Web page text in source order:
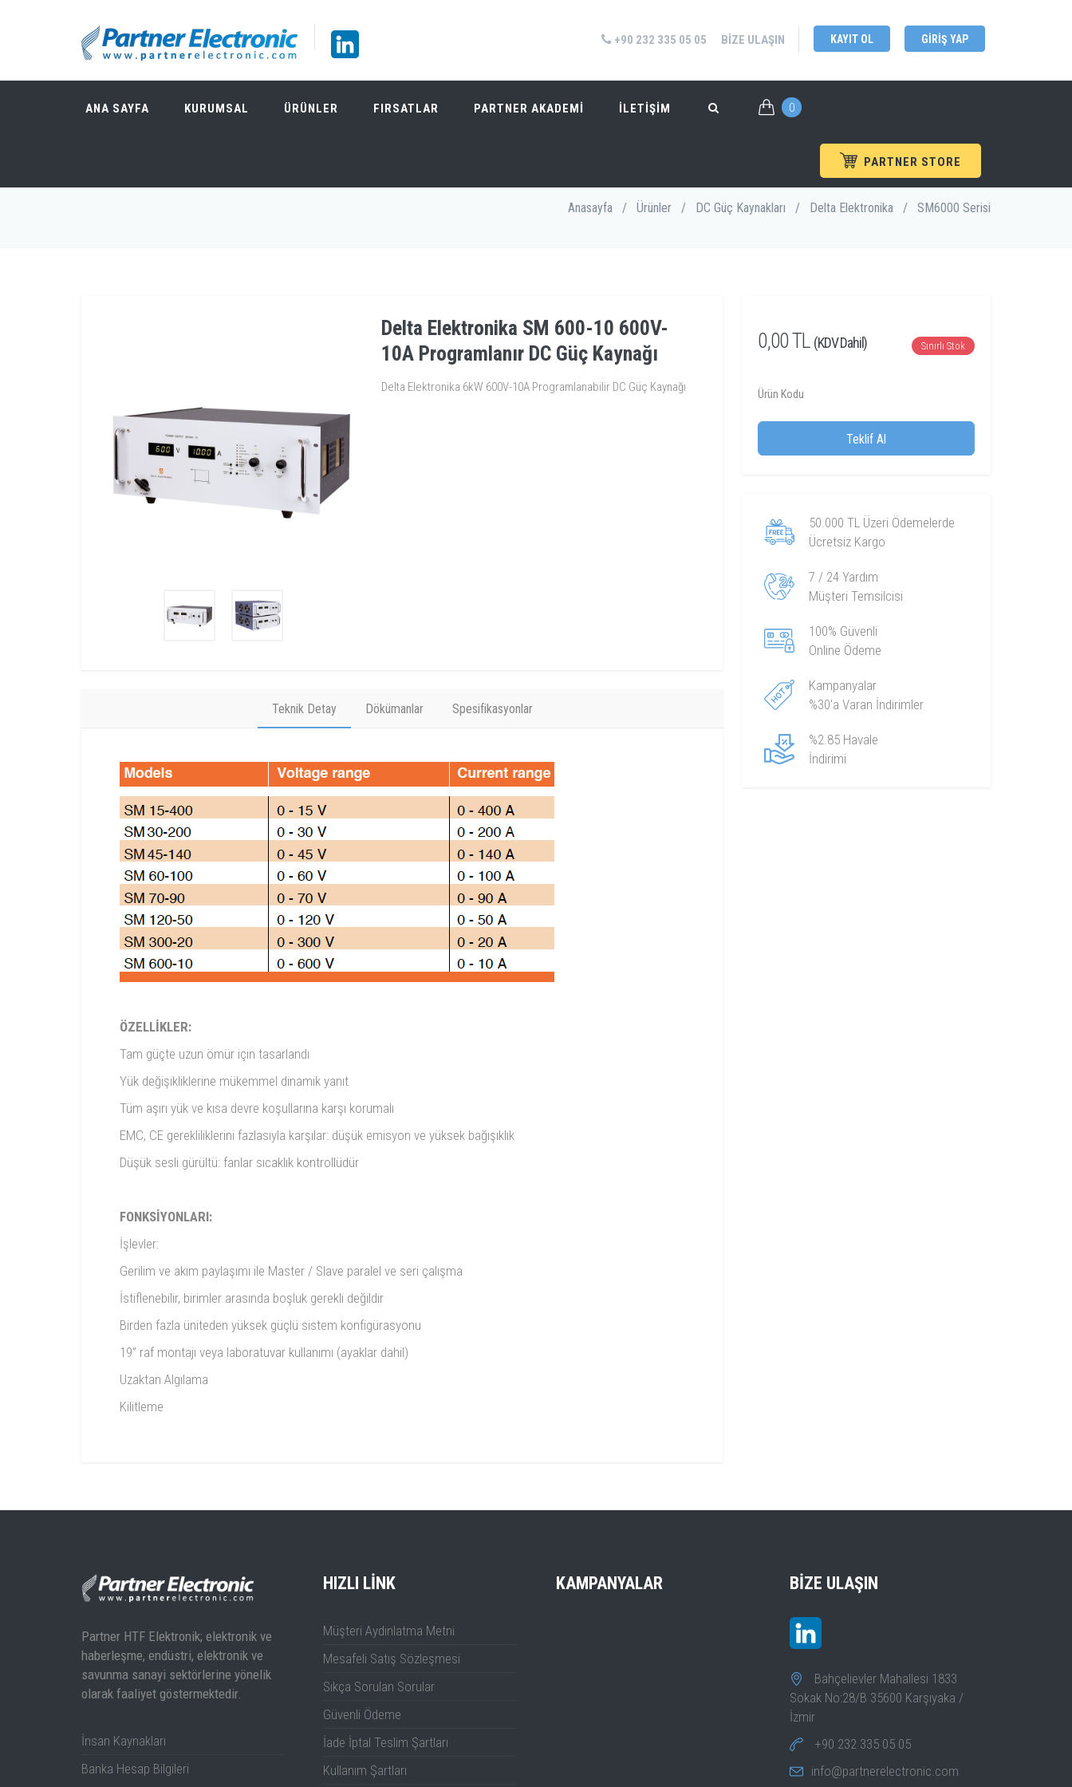
+90 232 335 05 05 BIZE ULAŞIN KAYIT OL GIRIŞ YAP
ANA SAYFA KURUMSAL ÜRÜNLER FIRSATLAR PARTNER AKADEMİ İLETİŞİM 0
PARTNER STORE
Anasayfa / Ürünler / DC Güç Kaynakları / Delta Elektronika / SM6000 Serisi
Delta Elektronika SM 600-10 600V-
10A Programlanır DC Güç Kaynağı
Delta Elektronika 6kW 600V-10A Programlanabilir DC Güç Kaynağı
0,00 TL (KDV Dahil) Sınırlı Stok
Ürün Kodu
Teklif Al
50.000 TL Üzeri Ödemelerde
Ücretsiz Kargo
7 / 24 Yardım
Müşteri Temsilcisi
100% Güvenli
Online Ödeme
Kampanyalar
%30'a Varan İndirimler
%2.85 Havale
İndirimi
Teknik Detay Dökümanlar Spesifikasyonlar
ÖZELLİKLER:
Tam güçte uzun ömür için tasarlandı
Yük değişikliklerine mükemmel dinamik yanıt
Tüm aşırı yük ve kısa devre koşullarına karşı korumalı
EMC, CE gerekliliklerini fazlasıyla karşılar: düşük emisyon ve yüksek bağışıklık
Düşük sesli gürültü: fanlar sıcaklık kontrollüdür
FONKSİYONLARI:
İşlevler:
Gerilim ve akım paylaşımı ile Master / Slave paralel ve seri çalışma
İstiflenebilir, birimler arasında boşluk gerekli değildir
Birden fazla üniteden yüksek güçlü sistem konfigürasyonu
19” raf montajı veya laboratuvar kullanımı (ayaklar dahil)
Uzaktan Algılama
Kilitleme
Partner HTF Elektronik; elektronik ve
haberleşme, endüstri, elektronik ve
savunma sanayi sektörlerine yönelik
olarak faaliyet göstermektedir.
İnsan Kaynakları
Banka Hesap Bilgileri
HIZLI LINK
Müşteri Aydınlatma Metni
Mesafeli Satış Sözleşmesi
Sıkça Sorulan Sorular
Güvenli Ödeme
İade İptal Teslim Şartları
Kullanım Şartları
KAMPANYALAR BIZE ULAŞIN
Bahçelievler Mahallesi 1833
Sokak No:28/B 35600 Karşıyaka /
İzmir
+90 232 335 05 05
info@partnerelectronic.com